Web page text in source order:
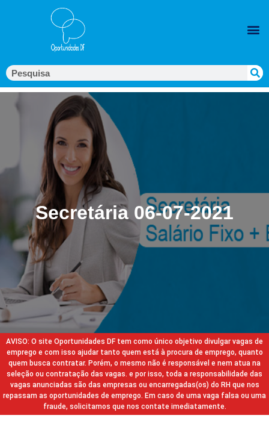
Secretária 06-07-2021
AVISO: O site Oportunidades DF tem como único objetivo divulgar vagas de
emprego e com isso ajudar tanto quem está à procura de emprego, quanto
quem busca contratar. Porém, o mesmo não é responsável e nem atua na
seleção ou contratação das vagas. e por isso, toda a responsabilidade das
vagas anunciadas são das empresas ou encarregadas(os) do RH que nos
repassam as oportunidades de emprego. Em caso de uma vaga falsa ou uma
fraude, solicitamos que nos contate imediatamente.